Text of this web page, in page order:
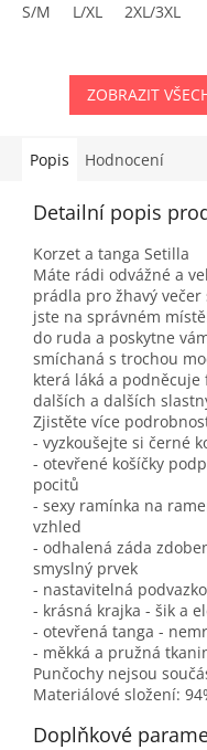
S/M L/XL 2XL/3XL
ZOBRAZIT
Popis Hodnocení
Detailní popis
Korzet a tanga Setilla
Máte rádi odvážné a
prádla pro žhavý večer
jste na správném
do ruda a poskytne
smíchaná s trochou
která láká a
dalších a dalších
Zjistěte více
- vyzkoušejte si černé
- otevřené košíčky
pocitů
- sexy ramínka na
vzhled
- odhalená záda
smyslný prvek
- nastavitelná
- krásná krajka - šik a
- otevřená tanga -
- měkká a pružná
Punčochy nejsou
Materiálové složení:
Doplňkové